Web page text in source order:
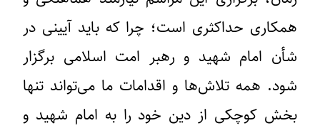
همکاری حداکثری است؛ چرا که باید آیینی در
شأن امام شهید و رهبر امت اسلامی برگزار
شود. همه تلاش‌ها و اقدامات ما می‌تواند تنها
بخش کوچکی از دین خود را به امام شهید و